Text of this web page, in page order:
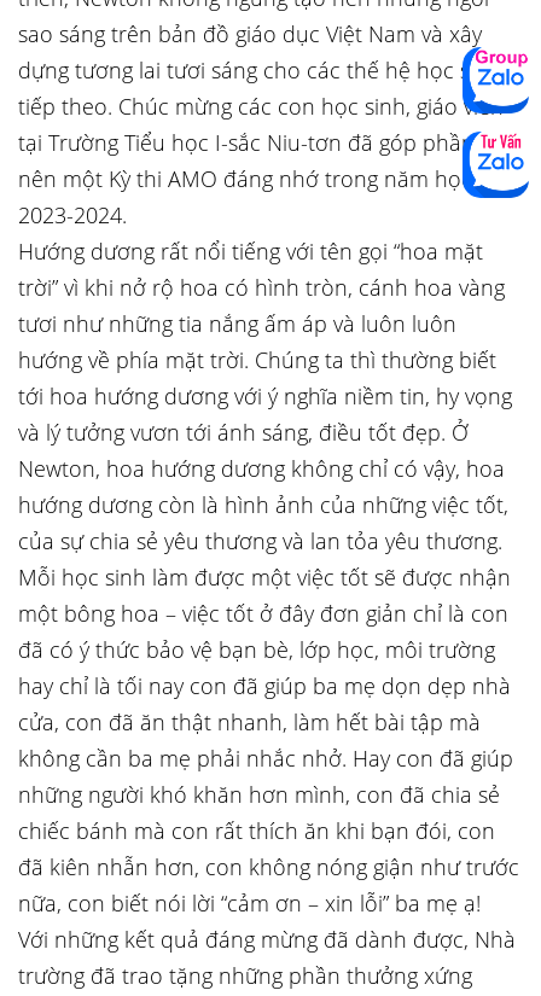
sao sáng trên bản đồ giáo dục Việt Nam và xây
dựng tương lai tươi sáng cho các thế hệ học sinh
tiếp theo. Chúc mừng các con học sinh, giáo viên
tại Trường Tiểu học I-sắc Niu-tơn đã góp phần tạo
nên một Kỳ thi AMO đáng nhớ trong năm học
2023-2024.
Hướng dương rất nổi tiếng với tên gọi “hoa mặt
trời” vì khi nở rộ hoa có hình tròn, cánh hoa vàng
tươi như những tia nắng ấm áp và luôn luôn
hướng về phía mặt trời. Chúng ta thì thường biết
tới hoa hướng dương với ý nghĩa niềm tin, hy vọng
và lý tưởng vươn tới ánh sáng, điều tốt đẹp. Ở
Newton, hoa hướng dương không chỉ có vậy, hoa
hướng dương còn là hình ảnh của những việc tốt,
của sự chia sẻ yêu thương và lan tỏa yêu thương.
Mỗi học sinh làm được một việc tốt sẽ được nhận
một bông hoa – việc tốt ở đây đơn giản chỉ là con
đã có ý thức bảo vệ bạn bè, lớp học, môi trường
hay chỉ là tối nay con đã giúp ba mẹ dọn dẹp nhà
cửa, con đã ăn thật nhanh, làm hết bài tập mà
không cần ba mẹ phải nhắc nhở. Hay con đã giúp
những người khó khăn hơn mình, con đã chia sẻ
chiếc bánh mà con rất thích ăn khi bạn đói, con
đã kiên nhẫn hơn, con không nóng giận như trước
nữa, con biết nói lời “cảm ơn – xin lỗi” ba mẹ ạ!
Với những kết quả đáng mừng đã dành được, Nhà
trường đã trao tặng những phần thưởng xứng